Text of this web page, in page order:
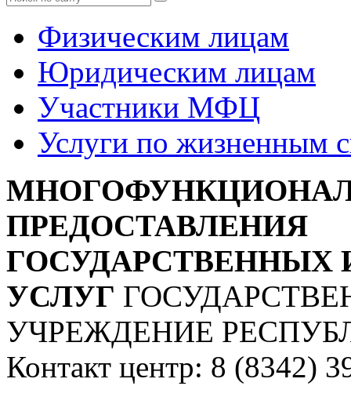
Физическим лицам
Юридическим лицам
Участники МФЦ
Услуги по жизненным
ПРЕДОСТАВЛЕНИЯ
УСЛУГ
УЧРЕЖДЕНИЕ
Контакт центр: 8 (8342)